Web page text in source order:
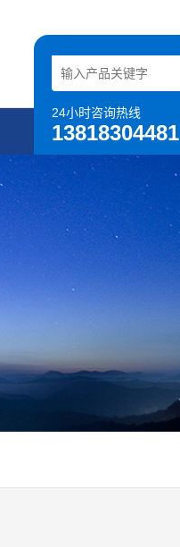
24小时咨询热线
13818304481